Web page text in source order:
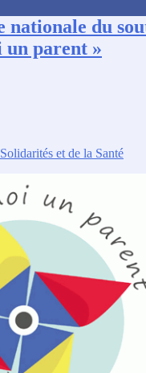
nationale du
un parent »
et de la Santé